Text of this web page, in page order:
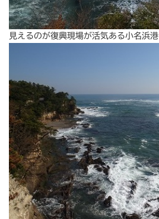
見えるのが復興現場が活気ある小名浜港